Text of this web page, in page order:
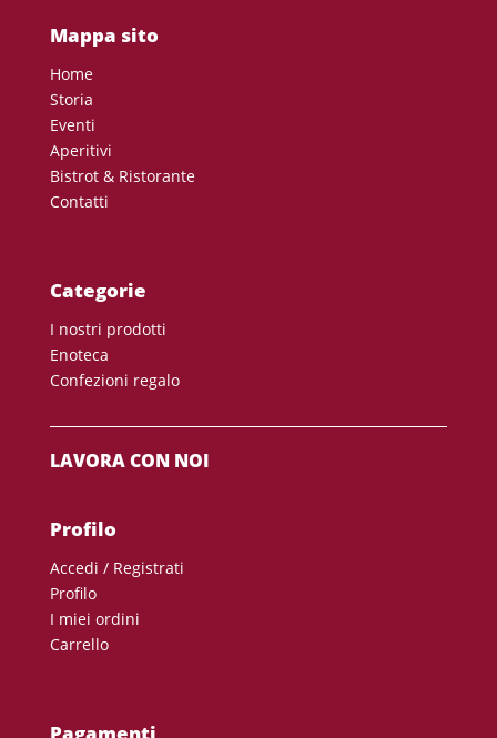
Mappa sito
Home
Storia
Eventi
Aperitivi
Bistrot & Ristorante
Contatti
Categorie
I nostri prodotti
Enoteca
Confezioni regalo
LAVORA CON NOI
Profilo
Accedi / Registrati
Profilo
I miei ordini
Carrello